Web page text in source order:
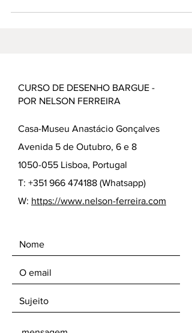
CURSO DE DESENHO BARGUE -
POR NELSON FERREIRA
Casa-Museu Anastácio Gonçalves
Avenida 5 de Outubro, 6 e 8
1050-055 Lisboa, Portugal
T: +351 966 474188 (Whatsapp)
W: https://www.nelson-ferreira.com